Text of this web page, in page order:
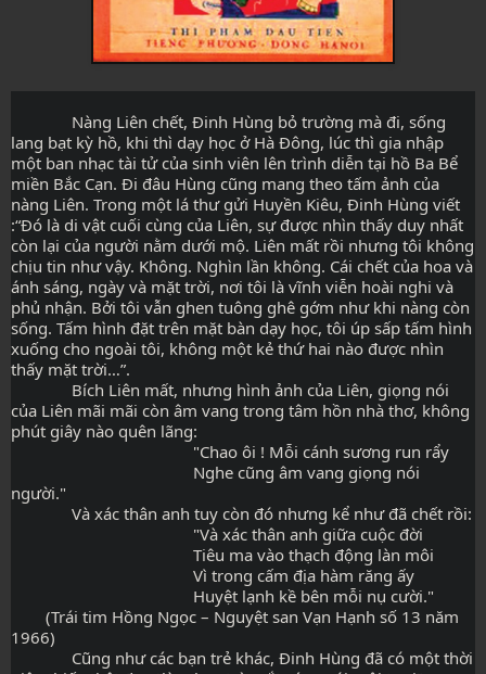
lang bạt kỳ hồ, khi thì dạy học ở Hà Đông, lúc thì gia nhập
một ban nhạc tài tử của sinh viên lên trình diễn tại hồ Ba Bể
miền Bắc Cạn. Đi đâu Hùng cũng mang theo tấm ảnh của
nàng Liên. Trong một lá thư gửi Huyền Kiêu, Đinh Hùng viết
:“Đó là di vật cuối cùng của Liên, sự được nhìn thấy duy nhất
còn lại của người nằm dưới mộ. Liên mất rồi nhưng tôi không
chịu tin như vậy. Không. Nghìn lần không. Cái chết của hoa và
ánh sáng, ngày và mặt trời, nơi tôi là vĩnh viễn hoài nghi và
phủ nhận. Bởi tôi vẫn ghen tuông ghê gớm như khi nàng còn
sống. Tấm hình đặt trên mặt bàn dạy học, tôi úp sấp tấm hình
xuống cho ngoài tôi, không một kẻ thứ hai nào được nhìn
thấy mặt trời…”.
của Liên mãi mãi còn âm vang trong tâm hồn nhà thơ, không
phút giây nào quên lãng:
                                          "Chao ôi ! Mỗi cánh sương run rẩy
người."
              Và xác thân anh tuy còn đó nhưng kể như đã chết rồi:
                                          "Và xác thân anh giữa cuộc đời
                                          Tiêu ma vào thạch động làn môi
                                          Vì trong cấm địa hàm răng ấy
                                          Huyệt lạnh kề bên mỗi nụ cười."
1966)